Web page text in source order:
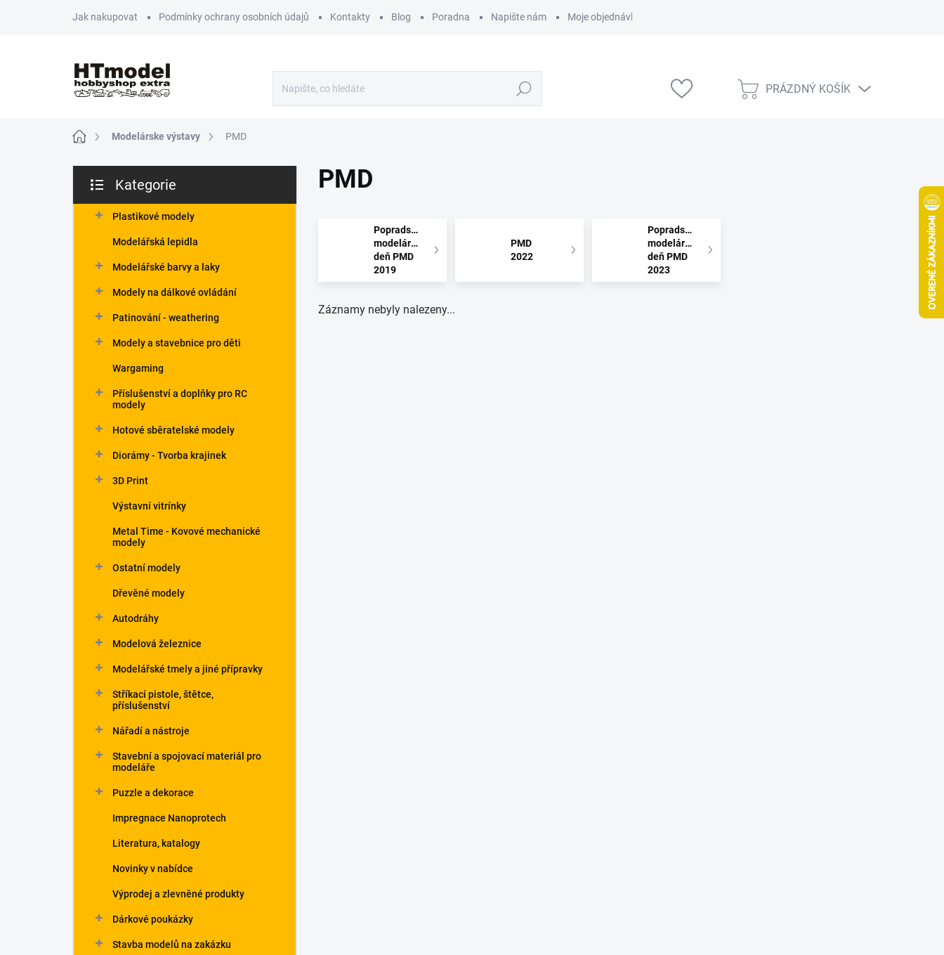
Jak nakupovat Podmínky ochrany osobních údajů Kontakty Blog Poradna Napište nám Moje objednávka
Hledat
NÁKUPNÍ
PRÁZDNÝ KOŠÍK
Domů Modelárske výstavy PMD
s
kategorie
Kategorie
Plastikové modely
Modelářská lepidla
Modelářské barvy a laky
Modely na dálkové ovládání
Patinování - weathering
Modely a stavebnice pro děti
Wargaming
Příslušenství a doplňky pro RC
modely
Hotové sběratelské modely
Diorámy - Tvorba krajinek
3D Print
Výstavní vitrínky
Metal Time - Kovové mechanické
modely
Ostatní modely
Dřevěné modely
Autodráhy
Modelová železnice
Modelářské tmely a jiné přípravky
Stříkací pistole, štětce,
příslušenství
Nářadí a nástroje
Stavební a spojovací materiál pro
modeláře
Puzzle a dekorace
Impregnace Nanoprotech
Literatura, katalogy
Novinky v nabídce
Výprodej a zlevněné produkty
Dárkové poukázky
Stavba modelů na zakázku
PMD
Popradský
modelársky
deň PMD
2019
PMD
2022
Popradský
modelársky
deň PMD
2023
Záznamy nebyly nalezeny...